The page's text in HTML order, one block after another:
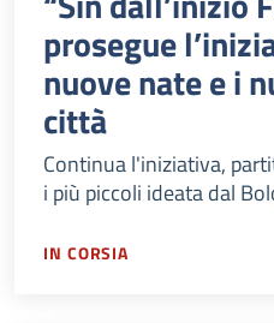
prosegue
nuove nate e i
città
Continua l'iniziativa,
i più piccoli ideata dal
IN CORSIA